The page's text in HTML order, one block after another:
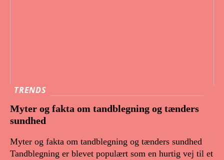
TRENDS
Myter og fakta om tandblegning og tænders
sundhed
Myter og fakta om tandblegning og tænders sundhed
Tandblegning er blevet populært som en hurtig vej til et